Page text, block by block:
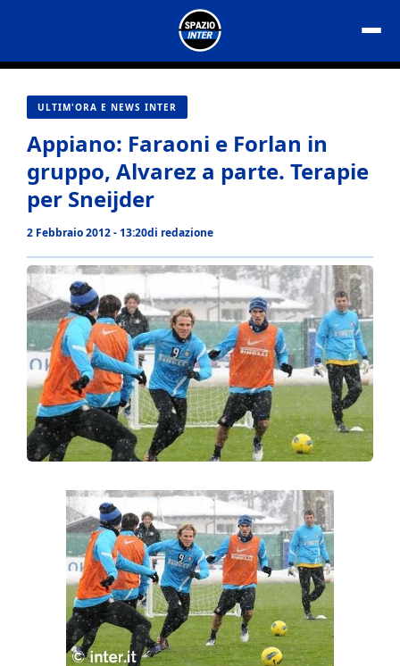
contenuto
ULTIM'ORA E NEWS INTER
Appiano: Faraoni e Forlan in
gruppo, Alvarez a parte. Terapie
per Sneijder
2 Febbraio 2012 - 13:20di redazione